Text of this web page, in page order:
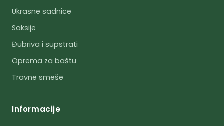
Ukrasne sadnice
Saksije
Đubriva i supstrati
Oprema za baštu
Travne smeše
Informacije